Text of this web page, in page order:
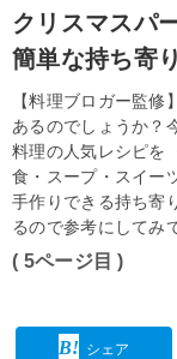
クリスマスパ
簡単な持ち寄
【料理ブロガー監
あるのでしょうか？
料理の人気レシピを
食・スープ・スイー
手作りできる持ち寄
るので参考にしてみ
( 5ページ目 )
シェア